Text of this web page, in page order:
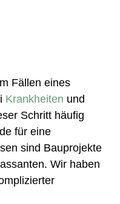
Fällen eines
Krankheiten und
Schritt häufig
für eine
sind Bauprojekte
Wir haben